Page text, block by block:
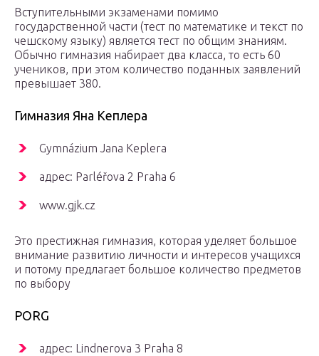
Вступительными экзаменами помимо
государственной части (тест по математике и текст по
чешскому языку) является тест по общим знаниям.
Обычно гимназия набирает два класса, то есть 60
учеников, при этом количество поданных заявлений
превышает 380.
Гимназия Яна Кеплера
Gymnázium Jana Keplera
адрес: Parléřova 2 Praha 6
www.gjk.cz
Это престижная гимназия, которая уделяет большое
внимание развитию личности и интересов учащихся
и потому предлагает большое количество предметов
по выбору
PORG
адрес: Lindnerova 3 Praha 8